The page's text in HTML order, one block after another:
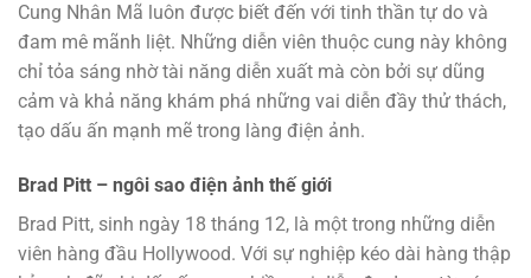
Cung Nhân Mã luôn được biết đến với tinh thần tự do và
đam mê mãnh liệt. Những diễn viên thuộc cung này không
chỉ tỏa sáng nhờ tài năng diễn xuất mà còn bởi sự dũng
cảm và khả năng khám phá những vai diễn đầy thử thách,
tạo dấu ấn mạnh mẽ trong làng điện ảnh.
Brad Pitt – ngôi sao điện ảnh thế giới
Brad Pitt, sinh ngày 18 tháng 12, là một trong những diễn
viên hàng đầu Hollywood. Với sự nghiệp kéo dài hàng thập